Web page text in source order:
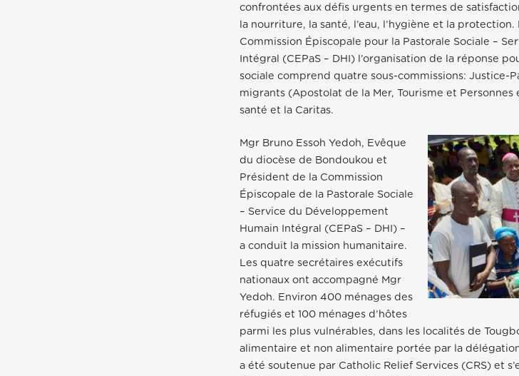
confrontées aux défis urgents en termes de
la nourriture, la santé, l’eau, l’hygiène et la
Commission Épiscopale pour la Pastorale Sociale –
Intégral (CEPaS – DHI) l’organisation de la réponse
sociale comprend quatre sous-commissions: Justice-
migrants (Apostolat de la Mer, Tourisme et
santé et la Caritas.
Mgr Bruno Essoh Yedoh, Evêque
du diocèse de Bondoukou et
Président de la Commission
Épiscopale de la Pastorale Sociale
– Service du Développement
Humain Intégral (CEPaS – DHI) –
a conduit la mission humanitaire.
Les quatre secrétaires exécutifs
nationaux ont accompagné Mgr
Yedoh. Environ 400 ménages des
réfugiés et 100 ménages d’hôtes
parmi les plus vulnérables, dans les localités de
alimentaire et non alimentaire portée par la
a été soutenue par Catholic Relief Services (CRS) et